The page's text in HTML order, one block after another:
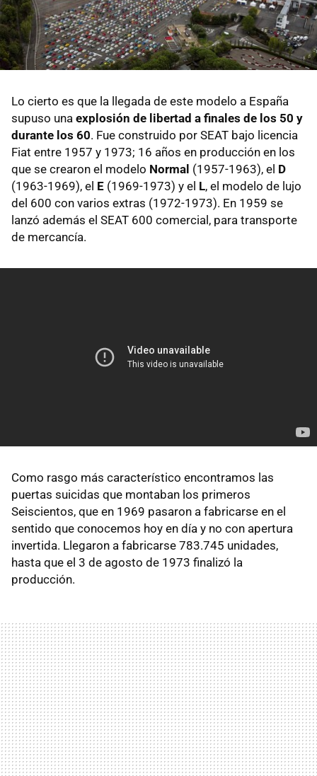
Lo cierto es que la llegada de este modelo a España
supuso una explosión de libertad a finales de los 50 y
durante los 60. Fue construido por SEAT bajo licencia
Fiat entre 1957 y 1973; 16 años en producción en los
que se crearon el modelo Normal (1957-1963), el D
(1963-1969), el E (1969-1973) y el L, el modelo de lujo
del 600 con varios extras (1972-1973). En 1959 se
lanzó además el SEAT 600 comercial, para transporte
de mercancía.
Como rasgo más característico encontramos las
puertas suicidas que montaban los primeros
Seiscientos, que en 1969 pasaron a fabricarse en el
sentido que conocemos hoy en día y no con apertura
invertida. Llegaron a fabricarse 783.745 unidades,
hasta que el 3 de agosto de 1973 finalizó la
producción.